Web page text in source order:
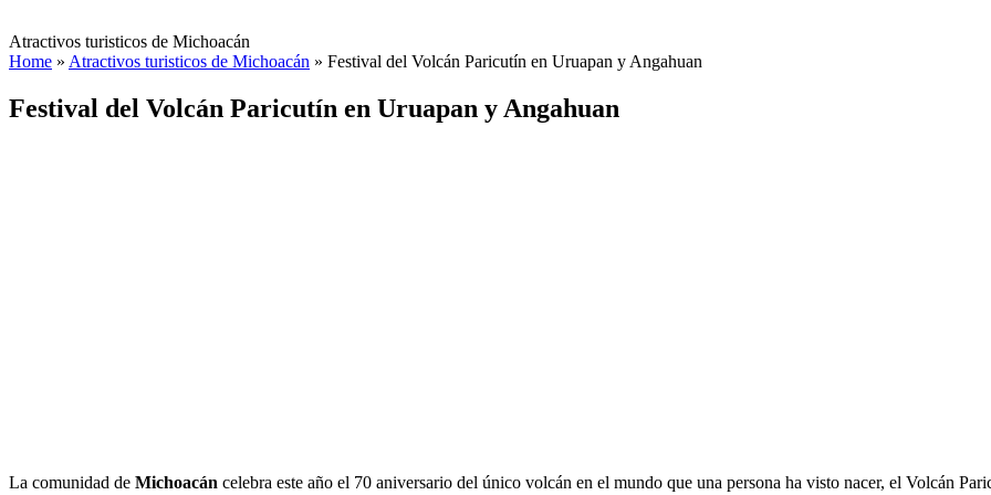
Atractivos turisticos de Michoacán
Home » Atractivos turisticos de Michoacán » Festival del Volcán Paricutín en Uruapan y Angahuan
Festival del Volcán Paricutín en Uruapan y Angahuan
La comunidad de Michoacán celebra este año el 70 aniversario del único volcán en el mundo que una persona ha visto nacer, el Volcán